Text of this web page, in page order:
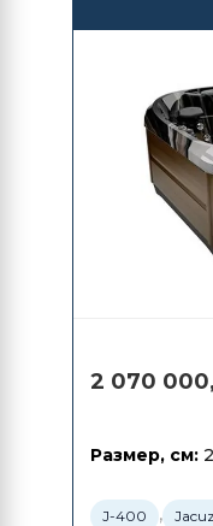
2 070
Размер, см:
J-400 ,